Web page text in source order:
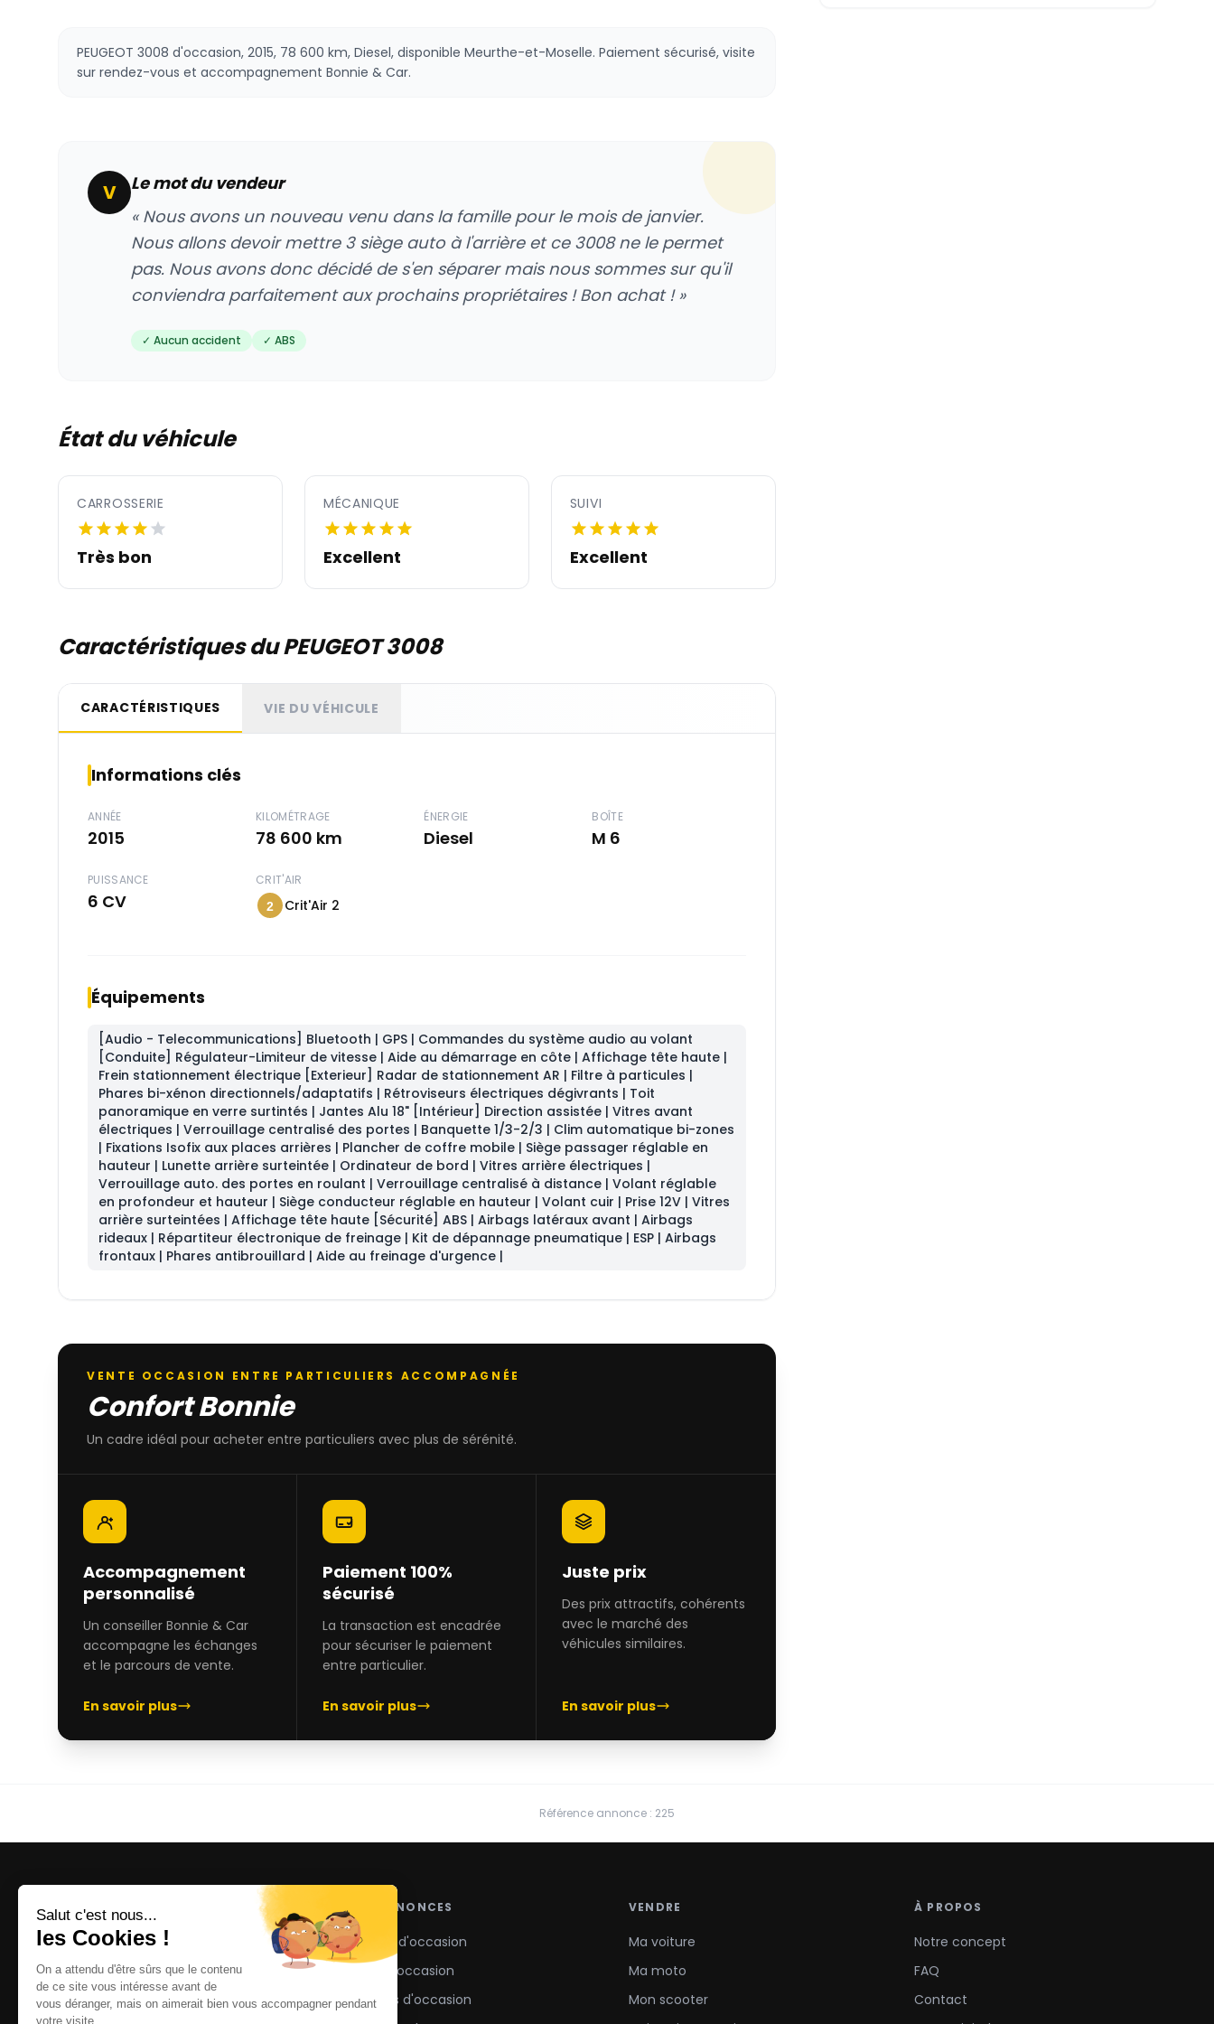
PEUGEOT 3008 d'occasion, 2015, 78 600 km, Diesel, disponible Meurthe-et-Moselle. Paiement sécurisé, visite
sur rendez-vous et accompagnement Bonnie & Car.
V
Le mot du vendeur
« Nous avons un nouveau venu dans la famille pour le mois de janvier.
Nous allons devoir mettre 3 siège auto à l'arrière et ce 3008 ne le permet
pas. Nous avons donc décidé de s'en séparer mais nous sommes sur qu'il
conviendra parfaitement aux prochains propriétaires ! Bon achat ! »
✓ Aucun accident ✓ ABS
État du véhicule
CARROSSERIE
Très bon
MÉCANIQUE
Excellent
SUIVI
Excellent
Caractéristiques du PEUGEOT 3008
CARACTÉRISTIQUES VIE DU VÉHICULE
Informations clés
ANNÉE
2015
KILOMÉTRAGE
78 600 km
ÉNERGIE
Diesel
BOÎTE
M 6
PUISSANCE
6 CV
CRIT'AIR
2 Crit'Air 2
Équipements
[Audio - Telecommunications] Bluetooth | GPS | Commandes du système audio au volant
[Conduite] Régulateur-Limiteur de vitesse | Aide au démarrage en côte | Affichage tête haute |
Frein stationnement électrique [Exterieur] Radar de stationnement AR | Filtre à particules |
Phares bi-xénon directionnels/adaptatifs | Rétroviseurs électriques dégivrants | Toit
panoramique en verre surtintés | Jantes Alu 18" [Intérieur] Direction assistée | Vitres avant
électriques | Verrouillage centralisé des portes | Banquette 1/3-2/3 | Clim automatique bi-zones
| Fixations Isofix aux places arrières | Plancher de coffre mobile | Siège passager réglable en
hauteur | Lunette arrière surteintée | Ordinateur de bord | Vitres arrière électriques |
Verrouillage auto. des portes en roulant | Verrouillage centralisé à distance | Volant réglable
en profondeur et hauteur | Siège conducteur réglable en hauteur | Volant cuir | Prise 12V | Vitres
arrière surteintées | Affichage tête haute [Sécurité] ABS | Airbags latéraux avant | Airbags
rideaux | Répartiteur électronique de freinage | Kit de dépannage pneumatique | ESP | Airbags
frontaux | Phares antibrouillard | Aide au freinage d'urgence |
VENTE OCCASION ENTRE PARTICULIERS ACCOMPAGNÉE
Confort Bonnie
Un cadre idéal pour acheter entre particuliers avec plus de sérénité.
Accompagnement
personnalisé
Un conseiller Bonnie & Car
accompagne les échanges
et le parcours de vente.
En savoir plus
Paiement 100%
sécurisé
La transaction est encadrée
pour sécuriser le paiement
entre particulier.
En savoir plus
Juste prix
Des prix attractifs, cohérents
avec le marché des
véhicules similaires.
En savoir plus
Référence annonce : 225
La marketplace de motos et voitures
d'occasion avec accompagnement
personnalisé et paiement sécurisé.
NOS ANNONCES
Voitures d'occasion
Motos d'occasion
Scooters d'occasion
VENDRE
Ma voiture
Ma moto
Mon scooter
À PROPOS
Notre concept
FAQ
Contact